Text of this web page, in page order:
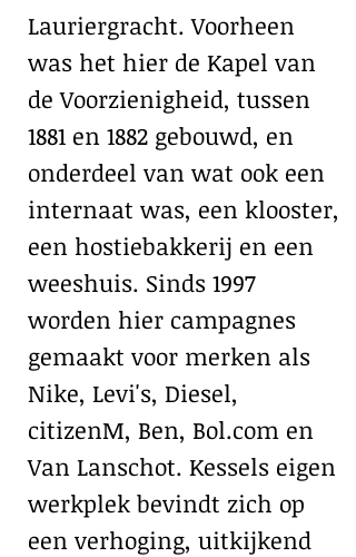
Lauriergracht. Voorheen
was het hier de Kapel van
de Voorzienigheid, tussen
1881 en 1882 gebouwd, en
onderdeel van wat ook een
internaat was, een klooster,
een hostiebakkerij en een
weeshuis. Sinds 1997
worden hier campagnes
gemaakt voor merken als
Nike, Levi's, Diesel,
citizenM, Ben, Bol.com en
Van Lanschot. Kessels eigen
werkplek bevindt zich op
een verhoging, uitkijkend